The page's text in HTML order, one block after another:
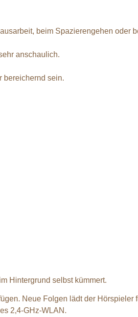
beim Spazierengehen oder
anschaulich.
bereichernd sein.
Hintergrund selbst kümmert.
Neue Folgen lädt der Hörspieler
2,4-GHz-WLAN.